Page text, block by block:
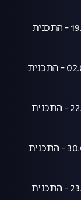
אזור בחירה 19.01.23 - התכנית
אזור בחירה 02.08.26 - התכנית
אזור בחירה 22.01.23 - התכנית
אזור בחירה 30.07.26 - התכנית
אזור בחירה 23.01.23 - התכנית